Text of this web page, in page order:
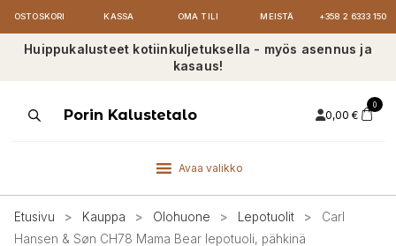
OSTOSKORI KASSA OMA TILI MEISTÄ +358 2 6333 150
Huippukalusteet kotiinkuljetuksella - myös asennus ja
kasaus!
ProductsPorin Kalustetalo 0,00 €
0
Avaa valikko
Etusivu > Kauppa > Olohuone > Lepotuolit >
Carl
Hansen & Søn CH78 Mama Bear lepotuoli, pähkinä